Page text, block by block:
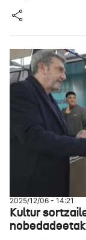
2025/12/06 - 14:21
Kultur